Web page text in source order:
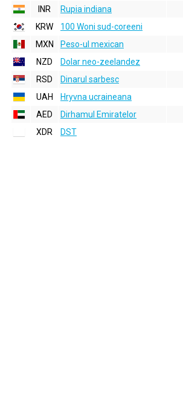
INR
Rupia indiana
KRW
100 Woni sud-coreeni
MXN
Peso-ul mexican
NZD
Dolar neo-zeelandez
RSD
Dinarul sarbesc
UAH
Hryvna ucraineana
AED
Dirhamul Emiratelor
XDR
DST